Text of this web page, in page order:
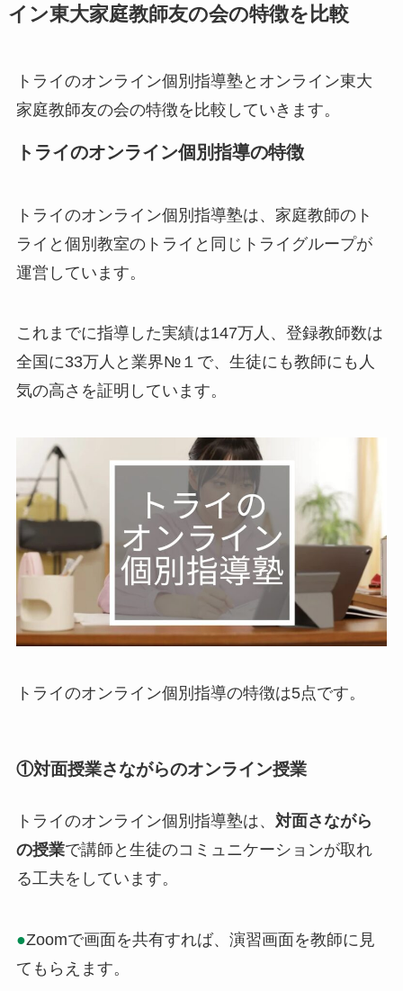
イン東大家庭教師友の会の特徴を比較
トライのオンライン個別指導塾とオンライン東大
家庭教師友の会の特徴を比較していきます。
トライのオンライン個別指導の特徴
トライのオンライン個別指導塾は、家庭教師のト
ライと個別教室のトライと同じトライグループが
運営しています。
これまでに指導した実績は147万人、登録教師数は
全国に33万人と業界№１で、生徒にも教師にも人
気の高さを証明しています。
トライのオンライン個別指導の特徴は5点です。
①対面授業さながらのオンライン授業
トライのオンライン個別指導塾は、 対面さながら
の授業で講師と生徒のコミュニケーションが取れ
る工夫をしています。
●Zoomで画面を共有すれば、演習画面を教師に見
てもらえます。